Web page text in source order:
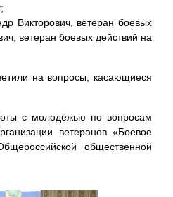
Викторович, ветеран боевых
ветеран боевых действий на
на вопросы, касающиеся
с молодёжью по вопросам
ветеранов «Боевое
общественной